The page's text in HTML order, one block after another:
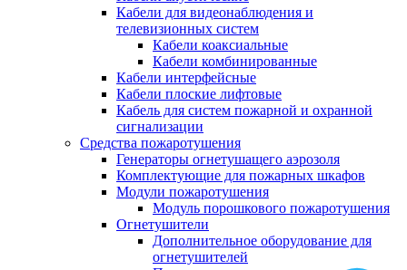
Кабели для видеонаблюдения и
телевизионных систем
Кабели коаксиальные
Кабели комбинированные
Кабели интерфейсные
Кабели плоские лифтовые
Кабель для систем пожарной и охранной
сигнализации
Средства пожаротушения
Генераторы огнетушащего аэрозоля
Комплектующие для пожарных шкафов
Модули пожаротушения
Модуль порошкового пожаротушения
Огнетушители
Дополнительное оборудование для
огнетушителей